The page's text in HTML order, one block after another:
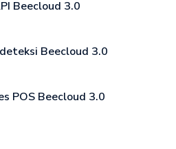
Beecloud 3.0
Beecloud 3.0
POS Beecloud 3.0